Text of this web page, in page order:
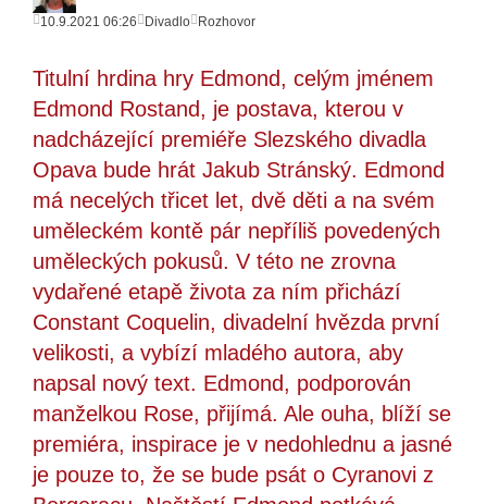
10.9.2021 06:26
Divadlo Rozhovor
Titulní hrdina hry Edmond, celým jménem
Edmond Rostand, je postava, kterou v
nadcházející premiéře Slezského divadla
Opava bude hrát Jakub Stránský. Edmond
má necelých třicet let, dvě děti a na svém
uměleckém kontě pár nepříliš povedených
uměleckých pokusů. V této ne zrovna
vydařené etapě života za ním přichází
Constant Coquelin, divadelní hvězda první
velikosti, a vybízí mladého autora, aby
napsal nový text. Edmond, podporován
manželkou Rose, přijímá. Ale ouha, blíží se
premiéra, inspirace je v nedohlednu a jasné
je pouze to, že se bude psát o Cyranovi z